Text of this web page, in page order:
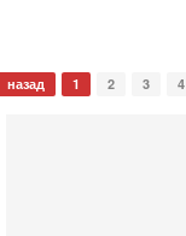
назад 1 2 3 4